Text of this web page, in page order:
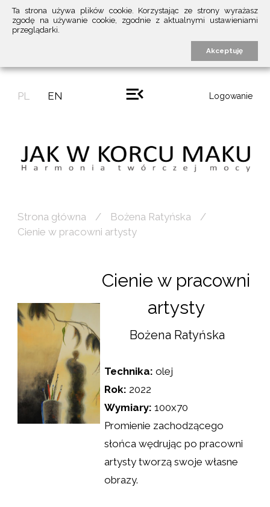
Ta strona używa plików cookie. Korzystając ze strony wyrażasz
zgodę na używanie cookie, zgodnie z aktualnymi ustawieniami
przeglądarki.
Akceptuję
PL EN Logowanie
Strona główna
Bożena Ratyńska
Cienie w pracowni artysty
Cienie w pracowni
artysty
Bożena Ratyńska
Technika:olej
Rok: 2022
Wymiary:100x70
Promienie zachodzącego
słońca wędrując po pracowni
artysty tworzą swoje własne
obrazy.